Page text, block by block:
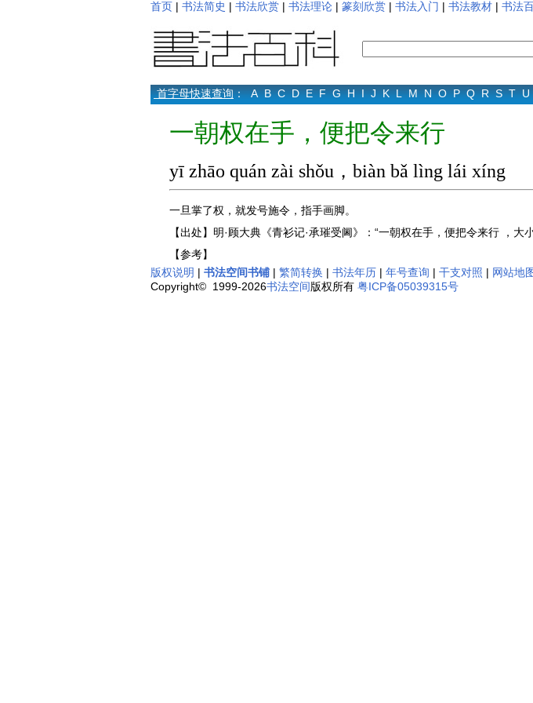
首页 | 书法简史 | 书法欣赏 | 书法理论 | 篆刻欣赏 | 书法入门 | 书法教材 | 书法
首字母快速查询： A B C D E F G H I J K L M N O P Q R S T U
一朝权在手，便把令来行
yī zhāo quán zài shǒu，biàn bǎ lìng lái xíng
一旦掌了权，就发号施令，指手画脚。
【出处】明·顾大典《青衫记·承璀受阃》：“一朝权在手，便把令来行 ，大
【参考】
版权说明 | 书法空间书铺 | 繁简转换 | 书法年历 | 年号查询 | 干支对照 | 网站地
Copyright© 1999-2026书法空间版权所有 粤ICP备05039315号